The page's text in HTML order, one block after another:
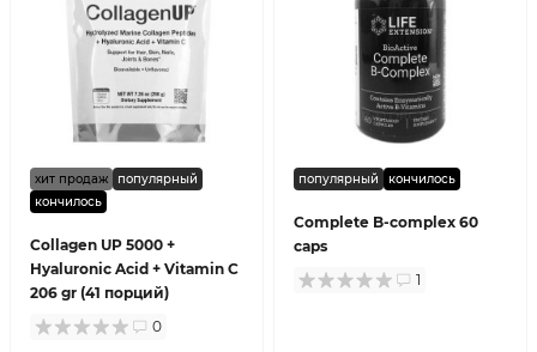
хит продаж
популярный
кончилось
Collagen UP 5000 +
Hyaluronic Acid + Vitamin C
206 gr (41 порций)
0
популярный кончилось
Complete B-complex 60
caps
1